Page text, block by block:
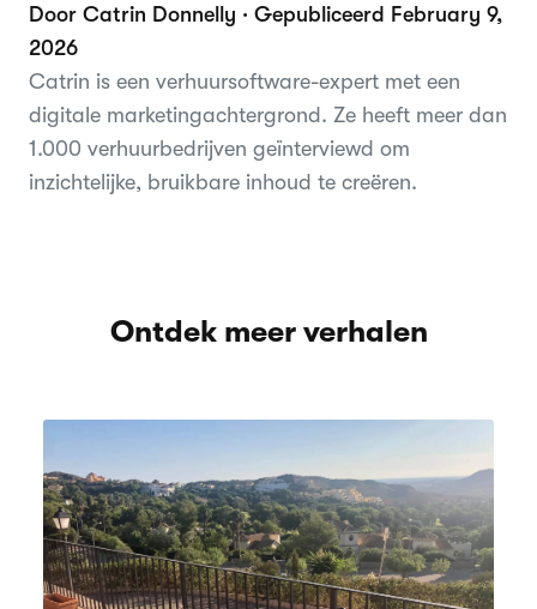
Door Catrin Donnelly · Gepubliceerd February 9,
2026
Catrin is een verhuursoftware-expert met een
digitale marketingachtergrond. Ze heeft meer dan
1.000 verhuurbedrijven geïnterviewd om
inzichtelijke, bruikbare inhoud te creëren.
Ontdek meer verhalen